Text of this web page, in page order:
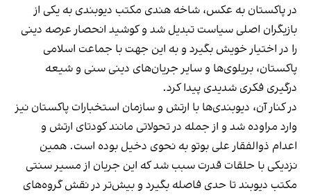
در پاکستان به عکس، شاخه هندی مکتب دیوبندی به یکی از
بازیگران اصلی سیاست تبدیل شد و کوشید انحصار عرصه دینی
را در اختیار خویش بگیرد و به این جهت با جماعت اسلامی
پاکستان، بریلوی‌ها و سایر جریان‌های دینی سنی و شیعه
درگیری فکری شدیدی پیدا کرد.
در کنار آن، دیوبندی‌ها با ارتش و سازمان استخبارات پاکستان نیز
وارد مراوده شد و از جمله در تحولاتی مانند کودتای ارتش و
اعدام ذوالفقار علی بوتو به نحوی دخیل بوده است. همین
نزدیکی با حلقات قدرت سبب شد که این جریان از مسیر سنتی
مکتب دیوبند تا حدی فاصله بگیرد و بیش‌تر در نقش گروه‌های